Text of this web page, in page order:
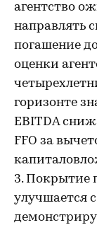
агентство
направлять
погашение
оценки
горизонте
EBITDA
FFO за
3. Покрытие
улучшается